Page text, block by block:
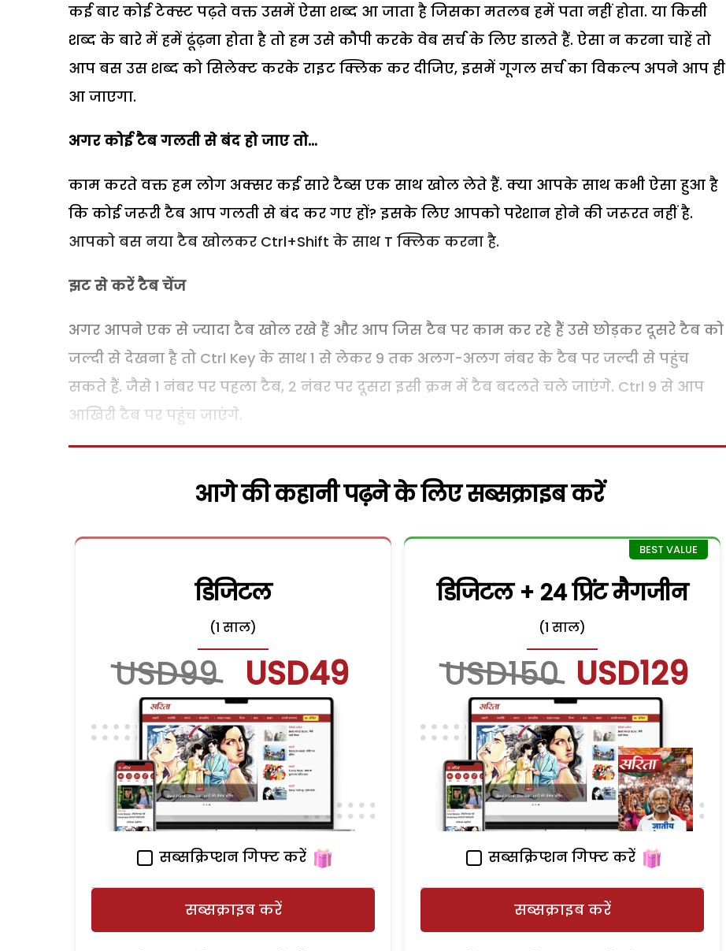
कई बार कोई टेक्स्ट पढ़ते वक्त उसमें ऐसा शब्द आ जाता है जिसका मतलब हमें पता नहीं होता. या किसी
शब्द के बारे में हमें ढूंढ़ना होता है तो हम उसे कौपी करके वेब सर्च के लिए डालते हैं. ऐसा न करना चाहें तो
आप बस उस शब्द को सिलेक्ट करके राइट क्लिक कर दीजिए, इसमें गूगल सर्च का विकल्प अपने आप ही
आ जाएगा.
अगर कोई टैब गलती से बंद हो जाए तो...
काम करते वक्त हम लोग अक्सर कई सारे टैब्स एक साथ खोल लेते हैं. क्या आपके साथ कभी ऐसा हुआ है
कि कोई जरूरी टैब आप गलती से बंद कर गए हों? इसके लिए आपको परेशान होने की जरूरत नहीं है.
आपको बस नया टैब खोलकर Ctrl+Shift के साथ T क्लिक करना है.
झट से करें टैब चेंज
अगर आपने एक से ज्यादा टैब खोल रखे हैं और आप जिस टैब पर काम कर रहे हैं उसे छोड़कर दूसरे टैब को
जल्दी से देखना है तो Ctrl Key के साथ 1 से लेकर 9 तक अलग-अलग नंबर के टैब पर जल्दी से पहुंच
सकते हैं. जैसे 1 नंबर पर पहला टैब, 2 नंबर पर दूसरा इसी क्रम में टैब बदलते चले जाएंगे. Ctrl 9 से आप
आखिरी टैब पर पहुंच जाएंगे.
आगे की कहानी पढ़ने के लिए सब्सक्राइब करें
डिजिटल
(1 साल)
USD99 USD49
सब्सक्रिप्शन गिफ्ट करें
सब्सक्राइब करें
डिजिटल + 24 प्रिंट मैगजीन
(1 साल)
USD150 USD129
सब्सक्रिप्शन गिफ्ट करें
सब्सक्राइब करें